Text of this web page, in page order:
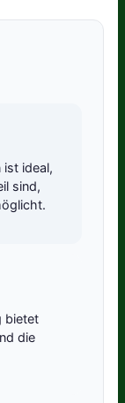
ist ideal,
sind,
bietet
die